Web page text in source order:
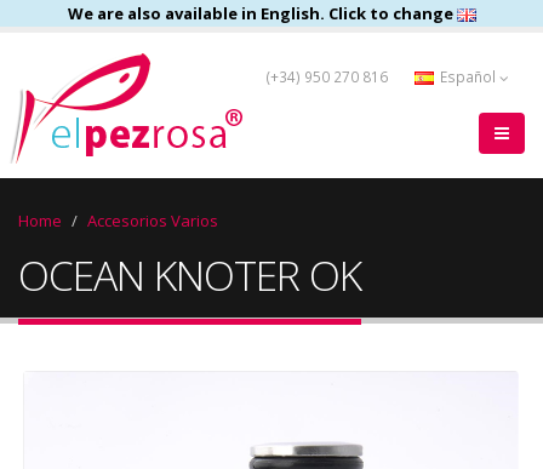
We are also available in English. Click to change
(+34) 950 270 816 Español
Home Accesorios Varios
OCEAN KNOTER OK